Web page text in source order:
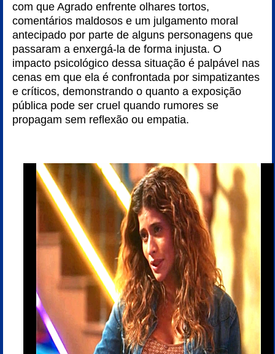
com que Agrado enfrente olhares tortos,
comentários maldosos e um julgamento moral
antecipado por parte de alguns personagens que
passaram a enxergá-la de forma injusta. O
impacto psicológico dessa situação é palpável nas
cenas em que ela é confrontada por simpatizantes
e críticos, demonstrando o quanto a exposição
pública pode ser cruel quando rumores se
propagam sem reflexão ou empatia.